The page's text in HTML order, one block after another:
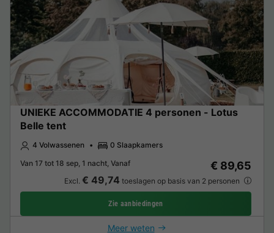
UNIEKE ACCOMMODATIE 4 personen - Lotus
Belle tent
4 Volwassenen
0 Slaapkamers
Van 17 tot 18 sep, 1 nacht, Vanaf
€ 89,65
Excl. € 49,74 toeslagen op basis van 2 personen
Zie aanbiedingen
Meer weten